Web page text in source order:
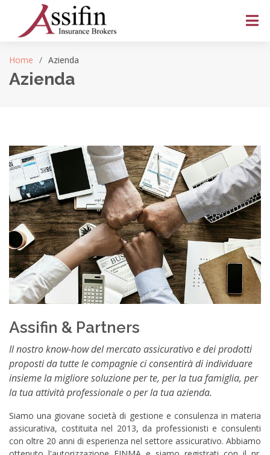
Home Azienda
Azienda
Assifin & Partners
Il nostro know-how del mercato assicurativo e dei prodotti
proposti da tutte le compagnie ci consentirà di individuare
insieme la migliore soluzione per te, per la tua famiglia, per
la tua attività professionale o per la tua azienda.
Siamo una giovane società di gestione e consulenza in materia
assicurativa, costituita nel 2013, da professionisti e consulenti
con oltre 20 anni di esperienza nel settore assicurativo. Abbiamo